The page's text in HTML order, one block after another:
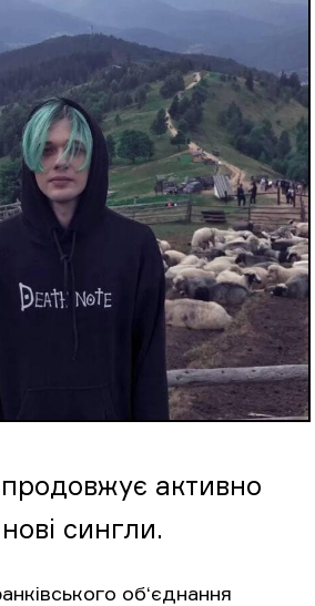
активно
сингли.
об‘єднання